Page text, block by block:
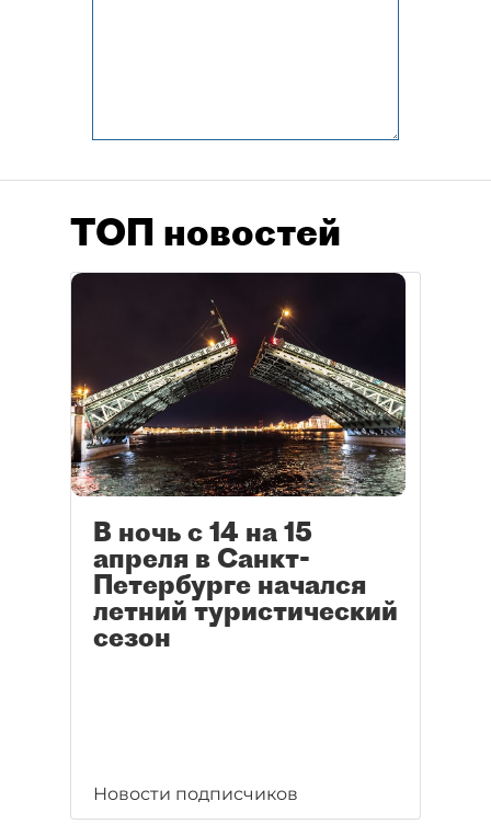
ТОП новостей
В ночь с 14 на 15
апреля в Санкт-
Петербурге начался
летний туристический
сезон
Новости подписчиков